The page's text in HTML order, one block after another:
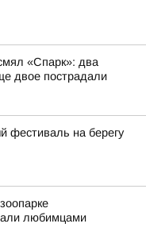
«Спарк»: два
двое пострадали
фестиваль на берегу
любимцами